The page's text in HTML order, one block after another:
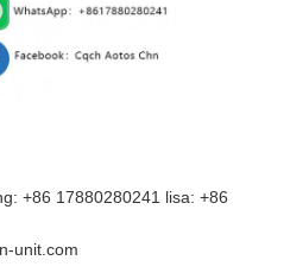
+86 17880280241 lisa: +86
unit.com